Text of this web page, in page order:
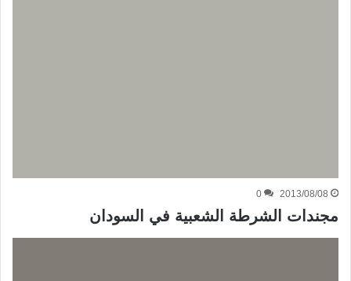
2013/08/08
0
مجندات الشرطة الشعبية في السودان